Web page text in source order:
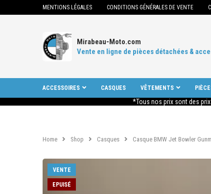
MENTIONS LÉGALES CONDITIONS GÉNÉRALES DE VENTE
Mirabeau-Moto.com
Vente en ligne de pièces détachées &
ACCESSOIRES CASQUES VÊTEMENTS
*Tous nos prix sont des prix
Home Shop Casques Casque BMW Jet Bowler
VENTE
EPUISÉ